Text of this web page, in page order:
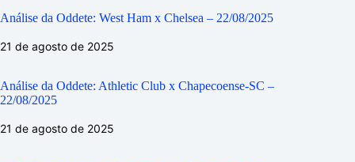
Análise da Oddete: West Ham x Chelsea – 22/08/2025
21 de agosto de 2025
Análise da Oddete: Athletic Club x Chapecoense-SC –
22/08/2025
21 de agosto de 2025